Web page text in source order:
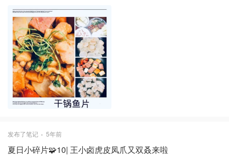
肠、三明治火腿、鱼豆腐、鸡蛋 配料：香菜、青椒、生姜、蒜头、
花椒、干辣椒、香叶、王守义麻辣鲜、麻辣油、孜然、酱油、料
酒、盐、鸡精、白糖、木薯粉 1.将土豆削皮切片泡水、白菜洗净切
片、香肠切段切花刀、火腿切片、鱼豆腐切半、姜、蒜、辣椒、青
椒洗净切片、鱼排切片再从鱼片中间切开不断，将鱼片放入碗中加
入盐、鸡精、鸡蛋清、料酒、木薯粉搅匀腌制 2.锅里倒油，待油热
依次下锅炸土豆、香肠、火腿、鱼豆腐、鱼片、之前剩的蛋黄；最
后炸完鱼片的留点油，放入姜、蒜、青椒、花椒、干辣椒、香叶爆
香，再放入白菜和其他过油的食材，快速翻炒，放入麻辣油、麻辣
装碗，铺上香菜，撒点花椒、热油淋入即可
发布了笔记 5年前
夏日小碎片🧩10| 王小卤虎皮凤爪又双叒来啦